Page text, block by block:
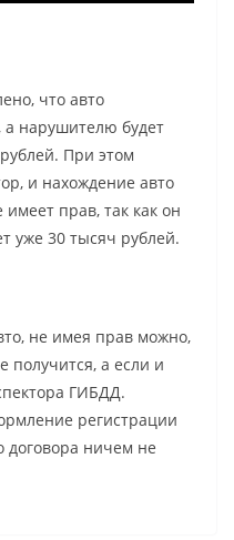
что авто
а нарушителю будет
При этом
и нахождение авто
имеет прав, так как он
уже 30 тысяч рублей.
не имея прав можно,
получится, а если и
ГИБДД.
регистрации
договора ничем не